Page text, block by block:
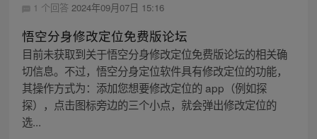
1 个回答 2024年09月07日 15:16
悟空分身修改定位免费版论坛
目前未获取到关于悟空分身修改定位免费版论坛的相关确
切信息。不过，悟空分身定位软件具有修改定位的功能，
其操作方式为：添加您想要修改定位的 app（例如探
探），点击图标旁边的三个小点，就会弹出修改定位的
选...